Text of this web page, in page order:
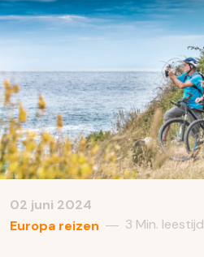
02 juni 2024
Europa reizen — 3 Min. leestijd